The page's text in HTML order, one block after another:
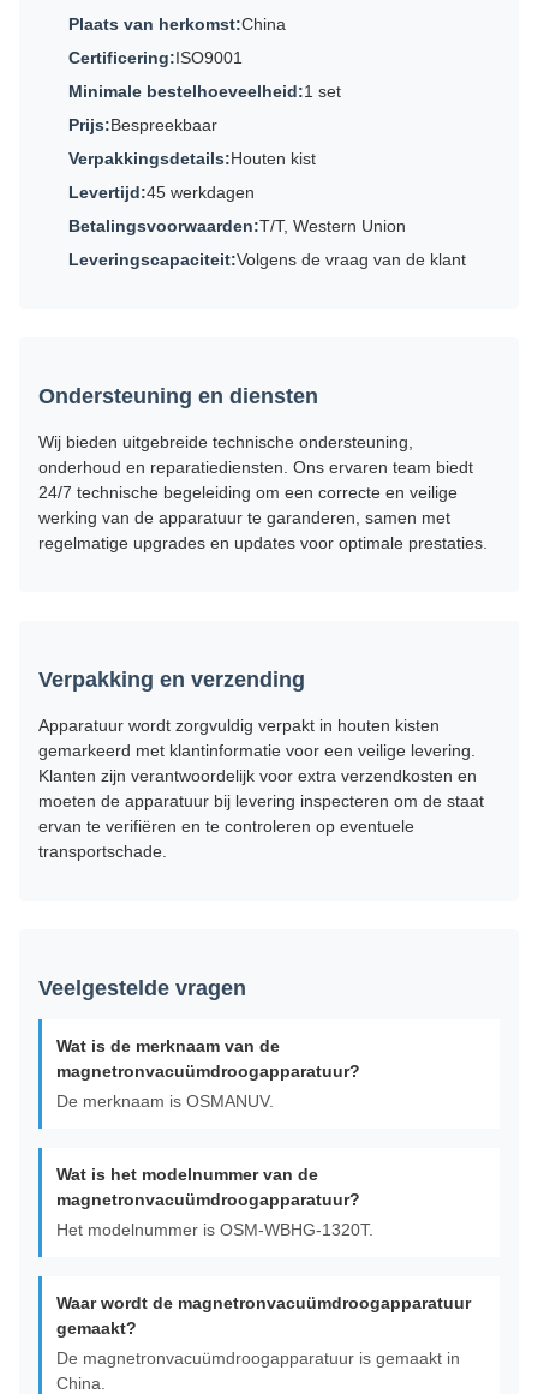
Plaats van herkomst:China
Certificering:ISO9001
Minimale bestelhoeveelheid:1 set
Prijs:Bespreekbaar
Verpakkingsdetails:Houten kist
Levertijd:45 werkdagen
Betalingsvoorwaarden:T/T, Western Union
Leveringscapaciteit:Volgens de vraag van de klant
Ondersteuning en diensten
Wij bieden uitgebreide technische ondersteuning,
onderhoud en reparatiediensten. Ons ervaren team biedt
24/7 technische begeleiding om een ​​correcte en veilige
werking van de apparatuur te garanderen, samen met
regelmatige upgrades en updates voor optimale prestaties.
Verpakking en verzending
Apparatuur wordt zorgvuldig verpakt in houten kisten
gemarkeerd met klantinformatie voor een veilige levering.
Klanten zijn verantwoordelijk voor extra verzendkosten en
moeten de apparatuur bij levering inspecteren om de staat
ervan te verifiëren en te controleren op eventuele
transportschade.
Veelgestelde vragen
Wat is de merknaam van de
magnetronvacuümdroogapparatuur?
De merknaam is OSMANUV.
Wat is het modelnummer van de
magnetronvacuümdroogapparatuur?
Het modelnummer is OSM-WBHG-1320T.
Waar wordt de magnetronvacuümdroogapparatuur
gemaakt?
De magnetronvacuümdroogapparatuur is gemaakt in
China.